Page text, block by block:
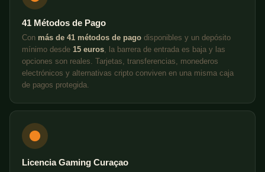
41 Métodos de Pago
Con más de 41 métodos de pago disponibles y un depósito
mínimo desde 15 euros, la barrera de entrada es baja y las
opciones son reales. Tarjetas, transferencias, monederos
electrónicos y alternativas cripto conviven en una misma caja
de pagos protegida.
Licencia Gaming Curaçao